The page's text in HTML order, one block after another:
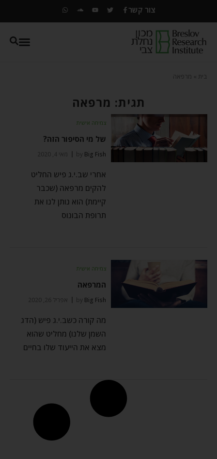
צור קשר
בית מרפאה
תגית: מרפאה
צמיחה אישית
של מי הסיפור הזה?
by Big Fish מאי 4, 2020
אחרי שב.י.ג פיש החליט
להקים מרפאה (שכבר
קיימת) הוא נותן לנו את
תרופת הבונוס
צמיחה אישית
המרפאה
by Big Fish אפריל 26, 2020
מה קורה כשב.י.ג פיש (הדג
השמן שלנו) מחליט שהוא
מצא את הייעוד שלו בחיים